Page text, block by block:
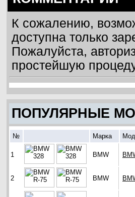
К сожалению,
доступна только
Пожалуйста,
простейшую
ПОПУЛЯРНЫЕ
№ Марка
1 BMW
2 BMW